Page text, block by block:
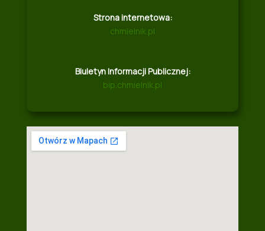
Strona internetowa:
chmielnik.pl
Biuletyn Informacji Publicznej:
bip.chmielnik.pl